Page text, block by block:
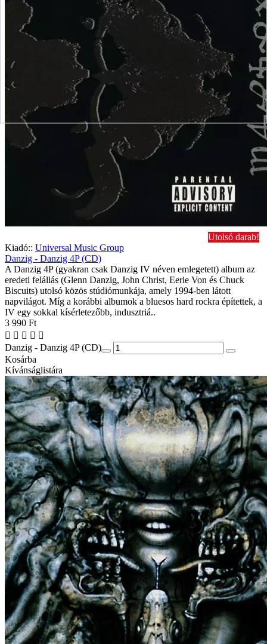
Utolsó darab!
Kiadó:: Universal Music Group
Danzig - Danzig 4P (CD)
A Danzig 4P (gyakran csak Danzig IV néven emlegetett) album az
eredeti felállás (Glenn Danzig, John Christ, Eerie Von és Chuck
Biscuits) utolsó közös stúdiómunkája, amely 1994-ben látott
napvilágot. Míg a korábbi albumok a bluesos hard rockra építettek, a
IV egy sokkal kísérletezőbb, indusztriá..
3 990 Ft
Danzig - Danzig 4P (CD)
Kosárba
Kívánságlistára